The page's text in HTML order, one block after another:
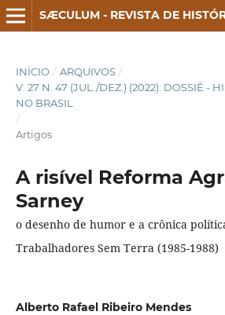
SÆCULUM - REVISTA DE
INÍCIO / ARQUIVOS /
V. 27 N. 47 (JUL./DEZ.) (2022): DOSSIÊ -
NO BRASIL
/
Artigos
A risível Reforma
Sarney
o desenho de humor e a crônica
Trabalhadores Sem Terra (1985-1988)
Alberto Rafael Ribeiro Mendes